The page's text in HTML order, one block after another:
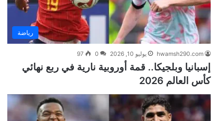
رياضة
hwamsh290.com يوليو 10, 2026 0
97
إسبانيا وبلجيكا.. قمة أوروبية نارية في ربع نهائي
كأس العالم 2026